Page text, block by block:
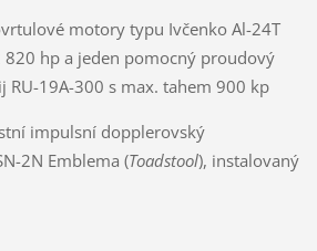
motory typu Ivčenko Al-24T
820 hp a jeden pomocný proudový
RU-19A-300 s max. tahem 900 kp
dopplerovský
2N Emblema (Toadstool), instalovaný